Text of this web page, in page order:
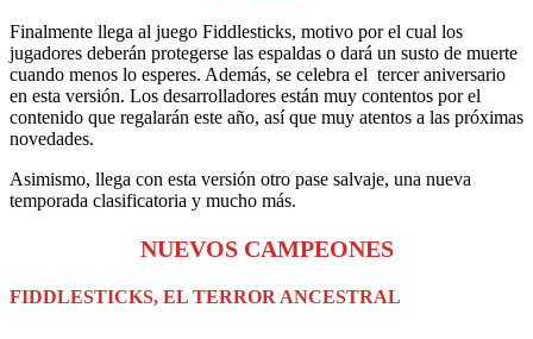
Finalmente llega al juego Fiddlesticks, motivo por el cual los
jugadores deberán protegerse las espaldas o dará un susto de muerte
cuando menos lo esperes. Además, se celebra el tercer aniversario
en esta versión. Los desarrolladores están muy contentos por el
contenido que regalarán este año, así que muy atentos a las próximas
novedades.
Asimismo, llega con esta versión otro pase salvaje, una nueva
temporada clasificatoria y mucho más.
NUEVOS CAMPEONES
FIDDLESTICKS, EL TERROR ANCESTRAL